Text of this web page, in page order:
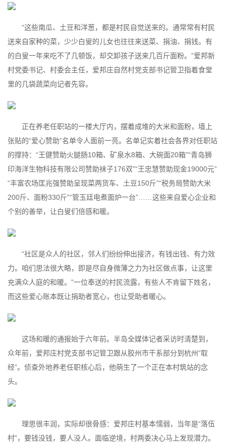
“这些南瓜、土豆和洋葱，都是村民自觉送来的。通常常有村民
送来自家种的菜，少少白叟的儿女也往往来送菜、捐油、捐钱。有
的白叟一年来吃不了几顿饭，却交卸孩子送来几百斤面粉。”爱邦新
村党委书记、村委会主任，爱邦庄自然村党支部书记管卫指着食堂
里的几袋蔬菜向记者先容。
正在养老任职站的一楼大厅内，摆着成堆的大米和面粉，墙上
张贴的“爱心赞助”名单令人面前一亮。名单记实着社会各界对任职站
的撑持：“王健赞助火腿肠10箱、矿泉水8箱、大碗面20箱”“青岛狮
印海洋生物科技有限公司赞助袜子176双”“王忠慧赞助现金19000元”
“丰富农场匡兆强赞助呈现菜两货车、土豆150斤”“税务局赞助大米
200斤、面粉330斤”“管玉廷电煮面炉一台”……这些来自爱心企业和
个别的善举，让白叟们倍感和暖。
“社区是众人的社区，邻人们纷纷伸出接济，有钱出钱、有力效
力。咱们思法很大略，即是尽自身微薄之力为社区做点事，让这里
充满众人庭的和暖。”一位奉送的村民流露，有些人不肯留下姓名，
而这些爱心账本既让捐助者宽心，也让受助者暖心。
这场和暖的通报始于六年前。半岛全媒体记者采访时清楚到，
众年前，爱邦庄村党支部书记管卫跟从胶州市干系部分到杭州“取
经”。侦查外地养老任职核心后，他萌生了一个正在本村筑站的念
头。
理思很丰润，实际却很骨感：爱邦庄村基本懦弱，当年是“落伍
村”，要钱没钱，要人没人。面临逆境，村两委决心马上发现潜力。